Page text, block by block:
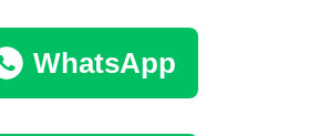
WhatsApp